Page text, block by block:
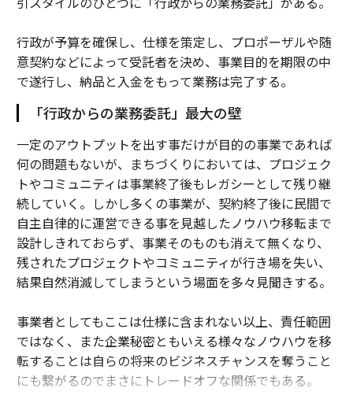
行政が予算を確保し、仕様を策定し、プロポーザルや随
意契約などによって受託者を決め、事業目的を期限の中
で遂行し、納品と入金をもって業務は完了する。
「行政からの業務委託」最大の壁
一定のアウトプットを出す事だけが目的の事業であれば
何の問題もないが、まちづくりにおいては、プロジェク
トやコミュニティは事業終了後もレガシーとして残り継
続していく。しかし多くの事業が、契約終了後に民間で
自主自律的に運営できる事を見越したノウハウ移転まで
設計しきれておらず、事業そのものも消えて無くなり、
残されたプロジェクトやコミュニティが行き場を失い、
結果自然消滅してしまうという場面を多々見聞きする。
事業者としてもここは仕様に含まれない以上、責任範囲
ではなく、また企業秘密ともいえる様々なノウハウを移
転することは自らの将来のビジネスチャンスを奪うこと
にも繋がるのでまさにトレードオフな関係でもある。